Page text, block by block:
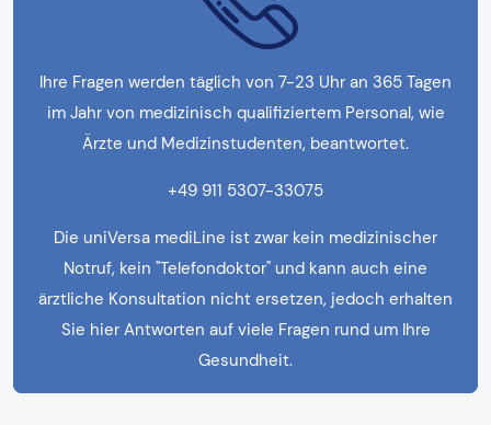
Ihre Fragen werden täglich von 7-23 Uhr an 365 Tagen
im Jahr von medizinisch qualifiziertem Personal, wie
Ärzte und Medizinstudenten, beantwortet.
+49 911 5307-33075
Die uniVersa mediLine ist zwar kein medizinischer
Notruf, kein "Telefondoktor" und kann auch eine
ärztliche Konsultation nicht ersetzen, jedoch erhalten
Sie hier Antworten auf viele Fragen rund um Ihre
Gesundheit.